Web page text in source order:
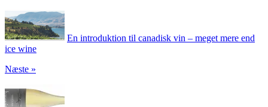
En introduktion til canadisk vin – meget mere end
ice wine
Næste »